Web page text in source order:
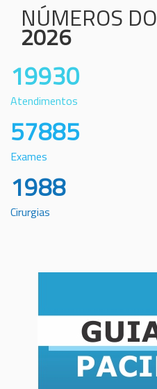
NÚMEROS DO
2026
19930
Atendimentos
57885
Exames
1988
Cirurgias